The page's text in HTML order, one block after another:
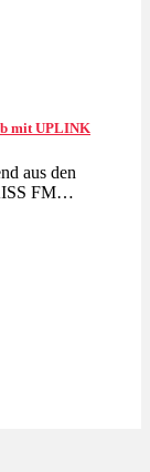
mit UPLINK
aus den
FM…